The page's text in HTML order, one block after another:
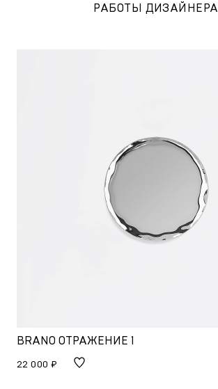
РАБОТЫ ДИЗАЙНЕРА
BRANO ОТРАЖЕНИЕ 1
22 000 ₽